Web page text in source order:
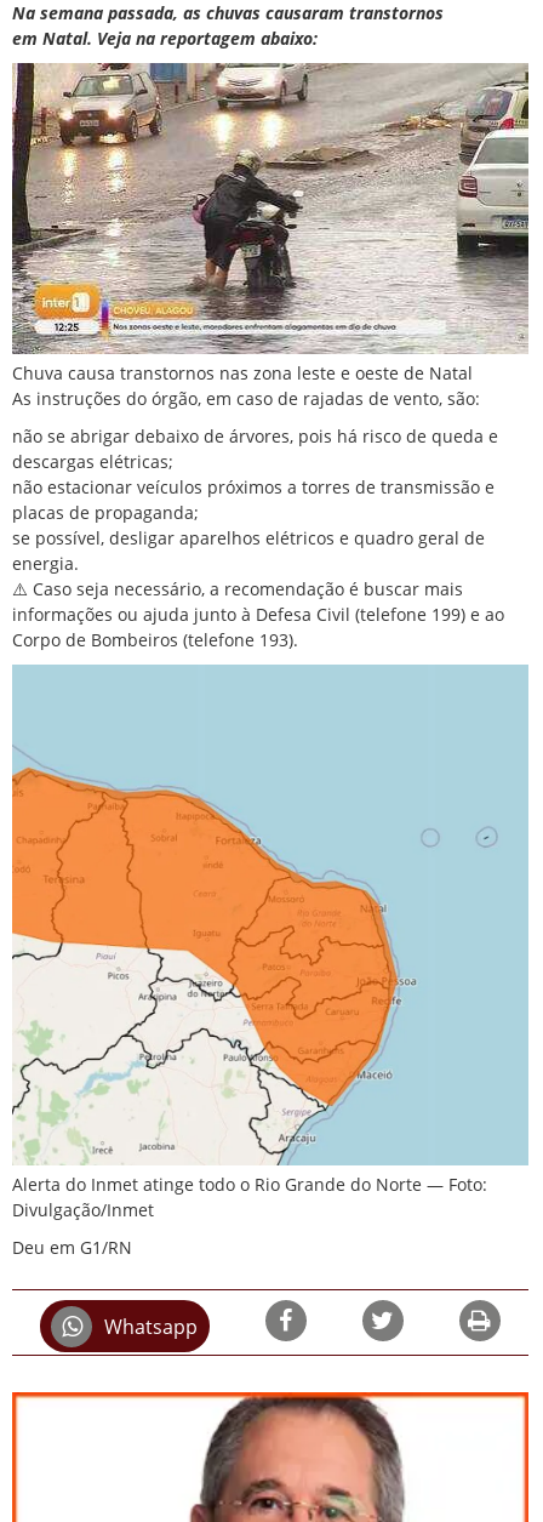
Na semana passada, as chuvas causaram transtornos
em Natal. Veja na reportagem abaixo:
Chuva causa transtornos nas zona leste e oeste de Natal
As instruções do órgão, em caso de rajadas de vento, são:
não se abrigar debaixo de árvores, pois há risco de queda e
descargas elétricas;
não estacionar veículos próximos a torres de transmissão e
placas de propaganda;
se possível, desligar aparelhos elétricos e quadro geral de
energia.
⚠️ Caso seja necessário, a recomendação é buscar mais
informações ou ajuda junto à Defesa Civil (telefone 199) e ao
Corpo de Bombeiros (telefone 193).
Alerta do Inmet atinge todo o Rio Grande do Norte — Foto:
Divulgação/Inmet
Deu em G1/RN
Whatsapp